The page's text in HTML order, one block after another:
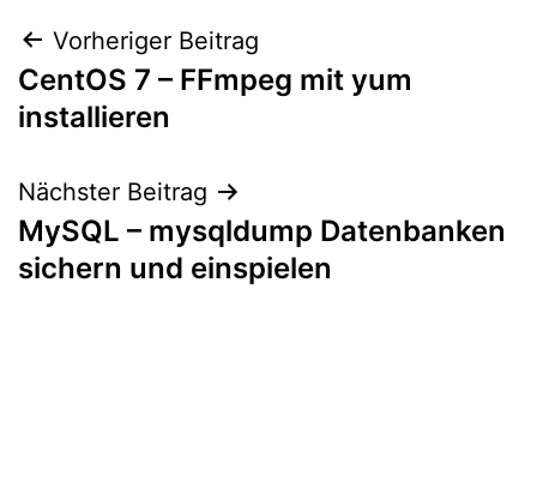
Beitragsnavigation
Vorheriger Beitrag
CentOS 7 – FFmpeg mit yum
installieren
Nächster Beitrag
MySQL – mysqldump Datenbanken
sichern und einspielen